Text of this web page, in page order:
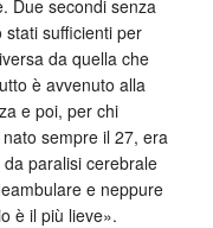
Due secondi senza
sufficienti per
da quella che
è avvenuto alla
e poi, per chi
sempre il 27, era
paralisi cerebrale
e neppure
è il più lieve».